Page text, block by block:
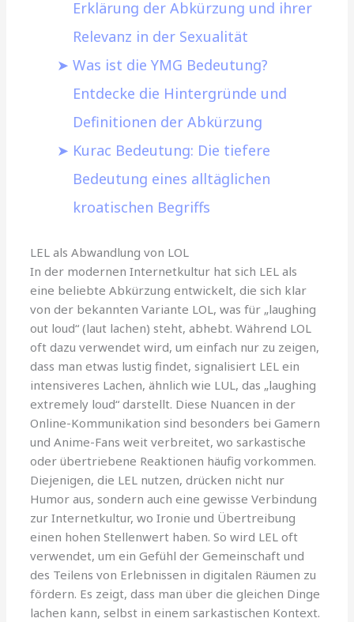
Erklärung der Abkürzung und ihrer
Relevanz in der Sexualität
Was ist die YMG Bedeutung?
Entdecke die Hintergründe und
Definitionen der Abkürzung
Kurac Bedeutung: Die tiefere
Bedeutung eines alltäglichen
kroatischen Begriffs
LEL als Abwandlung von LOL
In der modernen Internetkultur hat sich LEL als
eine beliebte Abkürzung entwickelt, die sich klar
von der bekannten Variante LOL, was für „laughing
out loud“ (laut lachen) steht, abhebt. Während LOL
oft dazu verwendet wird, um einfach nur zu zeigen,
dass man etwas lustig findet, signalisiert LEL ein
intensiveres Lachen, ähnlich wie LUL, das „laughing
extremely loud“ darstellt. Diese Nuancen in der
Online-Kommunikation sind besonders bei Gamern
und Anime-Fans weit verbreitet, wo sarkastische
oder übertriebene Reaktionen häufig vorkommen.
Diejenigen, die LEL nutzen, drücken nicht nur
Humor aus, sondern auch eine gewisse Verbindung
zur Internetkultur, wo Ironie und Übertreibung
einen hohen Stellenwert haben. So wird LEL oft
verwendet, um ein Gefühl der Gemeinschaft und
des Teilens von Erlebnissen in digitalen Räumen zu
fördern. Es zeigt, dass man über die gleichen Dinge
lachen kann, selbst in einem sarkastischen Kontext.